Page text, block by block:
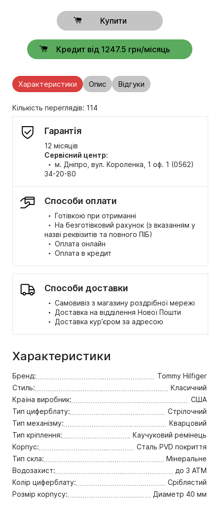
Купити
Кредит від 1247.5 грн/місяць
Характеристики Опис Відгуки
Кількість переглядів: 114
Гарантія
12 місяців
Сервісний центр:
· м. Дніпро, вул. Короленка, 1 оф. 1 (0562)
34-20-80
Способи оплати
· Готівкою при отриманні
· На безготівковий рахунок (з вказанням у
назві реквізитів та повного ПІБ)
· Оплата онлайн
· Оплата в кредит
Способи доставки
· Самовивіз з магазину роздрібної мережі
· Доставка на відділення Нової Пошти
· Доставка кур’єром за адресою
Характеристики
Бренд:
Tommy Hilfiger
Стиль:
Класичний
Країна виробник:
США
Тип циферблату:
Стрілочний
Тип механізму:
Кварцовий
Тип кріплення:
Каучуковий ремінець
Корпус:
Сталь PVD покриття
Тип скла:
Мінеральне
Водозахист:
до 3 ATM
Колір циферблату:
Сріблястий
Розмір корпусу:
Диаметр 40 мм